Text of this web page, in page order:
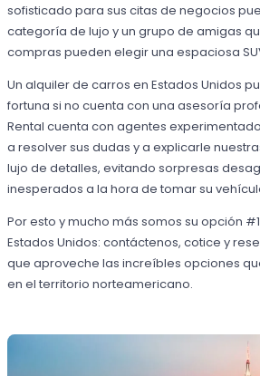
sofisticado para sus citas de negocios
categoría de lujo y un grupo de amigas
compras pueden elegir una espaciosa
Un alquiler de carros en Estados Unidos
fortuna si no cuenta con una asesoría
Rental cuenta con agentes
a resolver sus dudas y a explicarle
lujo de detalles, evitando sorpresas
inesperados a la hora de tomar su
Por esto y mucho más somos su opción
Estados Unidos: contáctenos, cotice y
que aproveche las increíbles opciones
en el territorio norteamericano.